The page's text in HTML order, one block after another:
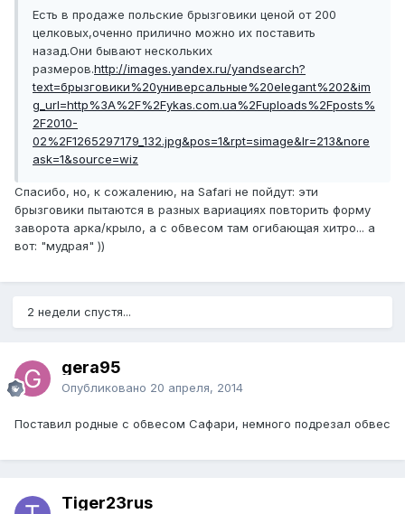
Есть в продаже польские брызговики ценой от 200
целковых,оченно прилично можно их поставить
назад.Они бывают нескольких
размеров.http://images.yandex.ru/yandsearch?
text=брызговики%20универсальные%20elegant%202&im
g_url=http%3A%2F%2Fykas.com.ua%2Fuploads%2Fposts%
2F2010-
02%2F1265297179_132.jpg&pos=1&rpt=simage&lr=213&nore
ask=1&source=wiz
Спасибо, но, к сожалению, на Safari не пойдут: эти
брызговики пытаются в разных вариациях повторить форму
заворота арка/крыло, а с обвесом там огибающая хитро... а
вот: "мудрая" ))
2 недели спустя...
gera95
Опубликовано 20 апреля, 2014
Поставил родные с обвесом Сафари, немного подрезал обвес
Tiger23rus